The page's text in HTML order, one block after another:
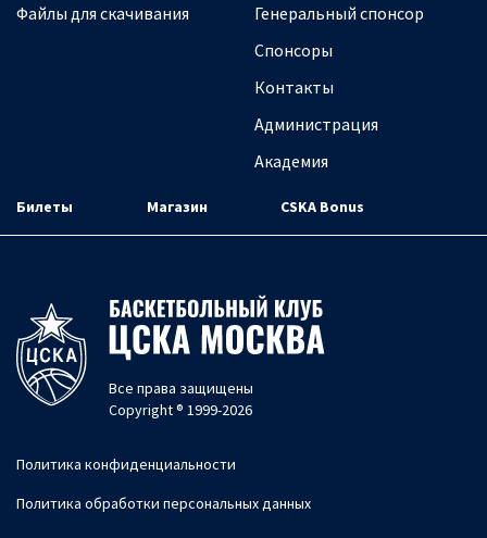
Файлы для скачивания
Генеральный спонсор
Спонсоры
Контакты
Администрация
Академия
Билеты Магазин CSKA Bonus
Все права защищены
Copyright ® 1999-2026
Политика конфиденциальности
Политика обработки персональных данных